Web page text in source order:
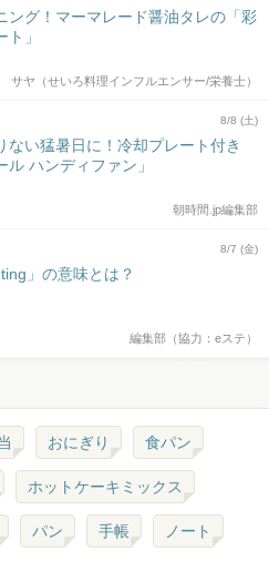
ング！マーマレード醤油タレの「彩
」
サヤ（せいろ料理インフルエンサー/栄養士）
8/8 (土)
ない猛暑日に！冷却プレート付き
ル ハンディファン」
朝時間.jp編集部
8/7 (金)
」の意味とは？
編集部（協力：eステ）
おにぎり 食パン
ホットケーキミックス
パン 手帳 ノート